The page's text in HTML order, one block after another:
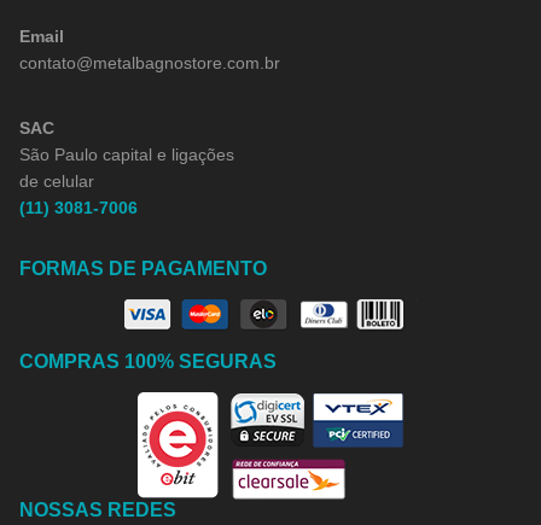
Email
contato@metalbagnostore.com.br
SAC
São Paulo capital e ligações
de celular
(11) 3081-7006
FORMAS DE PAGAMENTO
COMPRAS 100% SEGURAS
NOSSAS REDES